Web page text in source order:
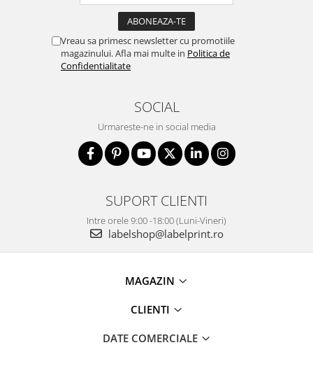
Vreau sa primesc newsletter cu promotiile
magazinului. Afla mai multe in Politica de
Confidentialitate
SOCIAL
Urmareste-ne in social media
SUPORT CLIENTI
Intre orele 9:00 -18:00 (Luni-Vineri)
labelshop@labelprint.ro
MAGAZIN
CLIENTI
DATE COMERCIALE